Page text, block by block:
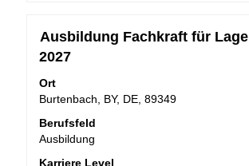
Stellenbezeichnung
Ausbildung Fachkraft für
2027
Ort
Burtenbach, BY, DE, 89349
Berufsfeld
Ausbildung
Karriere Level
Drücken
Sie
Leertaste,
um
Stelleninformationen
vollständig
anzuzeigen.